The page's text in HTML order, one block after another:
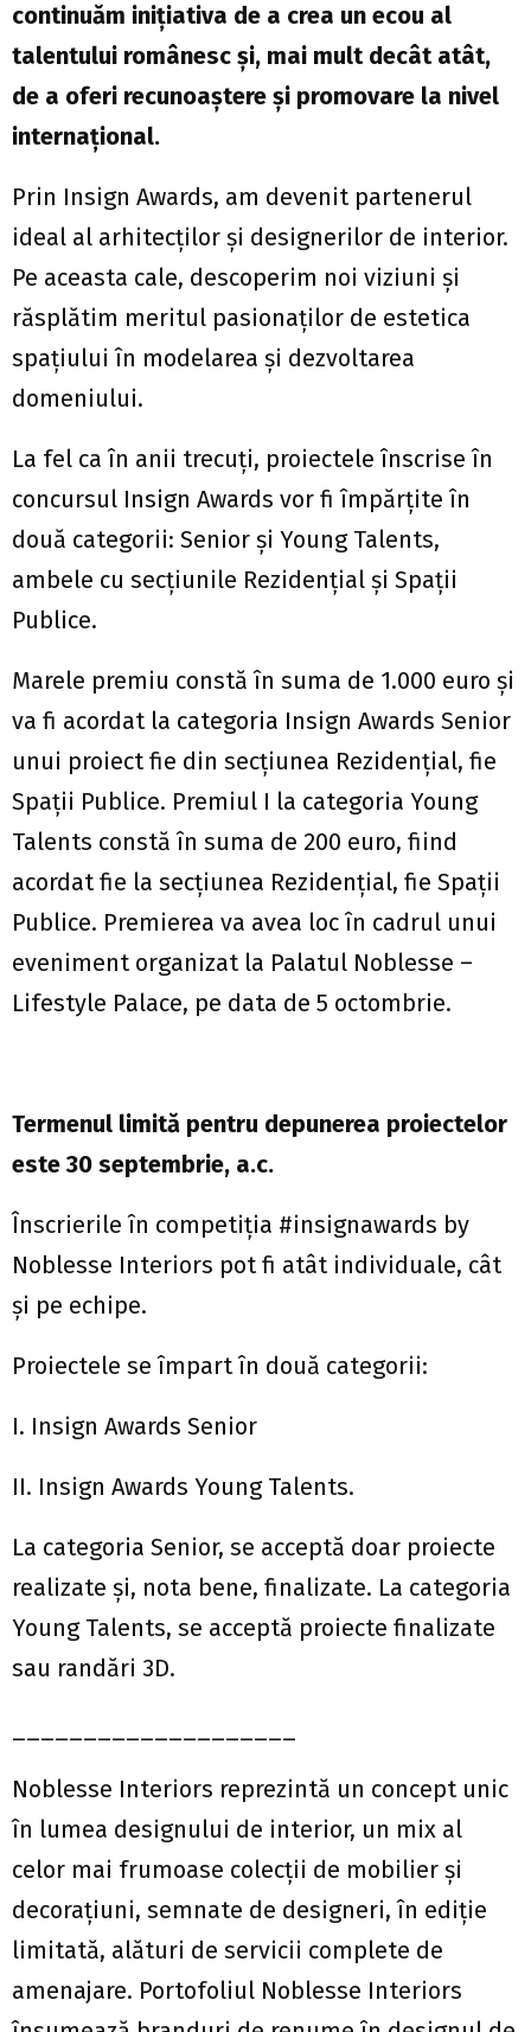
continuăm inițiativa de a crea un ecou al
talentului românesc și, mai mult decât atât,
de a oferi recunoaștere și promovare la nivel
internațional.
Prin Insign Awards, am devenit partenerul
ideal al arhitecților și designerilor de interior.
Pe aceasta cale, descoperim noi viziuni și
răsplătim meritul pasionaților de estetica
spațiului în modelarea și dezvoltarea
domeniului.
La fel ca în anii trecuți, proiectele înscrise în
concursul Insign Awards vor fi împărțite în
două categorii: Senior și Young Talents,
ambele cu secțiunile Rezidențial și Spații
Publice.
Marele premiu constă în suma de 1.000 euro și
va fi acordat la categoria Insign Awards Senior
unui proiect fie din secțiunea Rezidențial, fie
Spații Publice. Premiul I la categoria Young
Talents constă în suma de 200 euro, fiind
acordat fie la secțiunea Rezidențial, fie Spații
Publice. Premierea va avea loc în cadrul unui
eveniment organizat la Palatul Noblesse –
Lifestyle Palace, pe data de 5 octombrie.
Termenul limită pentru depunerea proiectelor
este 30 septembrie, a.c.
Înscrierile în competiția #insignawards by
Noblesse Interiors pot fi atât individuale, cât
și pe echipe.
Proiectele se împart în două categorii:
I. Insign Awards Senior
II. Insign Awards Young Talents.
La categoria Senior, se acceptă doar proiecte
realizate și, nota bene, finalizate. La categoria
Young Talents, se acceptă proiecte finalizate
sau randări 3D.
Noblesse Interiors reprezintă un concept unic
în lumea designului de interior, un mix al
celor mai frumoase colecții de mobilier și
decorațiuni, semnate de designeri, în ediție
limitată, alături de servicii complete de
amenajare. Portofoliul Noblesse Interiors